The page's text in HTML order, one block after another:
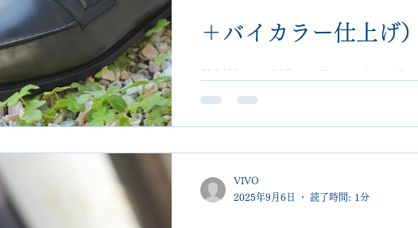
＋バイカラー仕上げ
宮 VIVOshoesalon｜
修理対応
JM Weston 180ローファー（ハンタ
修理・難しい染め直し案件も対応可
VIVO
2025年9月6日
読了時間: 1分